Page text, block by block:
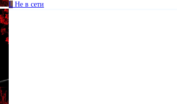
L Не в сети